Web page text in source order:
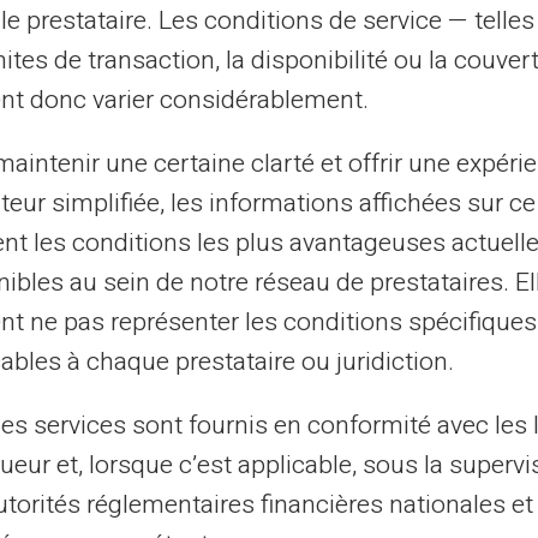
voit
Union®,
tästä
Kun olet aktivoinut,
prepaid-korttisi
(IBAN, pankkitunnus,
pankkitili.
prestataire. Les conditions de service —
de transaction, la disponibilité ou la
donc varier considérablement.
une certaine clarté et offrir une
simplifiée, les informations affichées sur
les conditions les plus avantageuses
au sein de notre réseau de prestataires.
ne pas représenter les conditions spécifiques
à chaque prestataire ou juridiction.
services sont fournis en conformité avec les
et, lorsque c’est applicable, sous la
réglementaires financières nationales et